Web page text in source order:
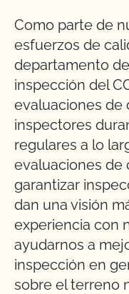
Como parte de
esfuerzos de
departamento
inspección del
evaluaciones de
inspectores
regulares a lo
evaluaciones de
garantizar
dan una visión
experiencia con
ayudarnos a
inspección en
sobre el terreno